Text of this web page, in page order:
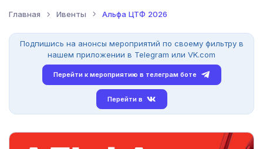
Главная Ивенты Альфа ЦТФ 2026
Подпишись на анонсы мероприятий по своему фильтру в
нашем приложении в Telegram или VK.com
Перейти к мероприятию в телеграм боте
Перейти в